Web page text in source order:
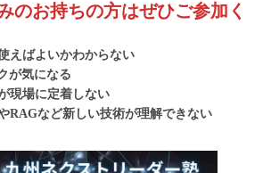
のお持ちの方はぜひご参加く
えばよいかわからない
が気になる
現場に定着しない
RAGなど新しい技術が理解できない